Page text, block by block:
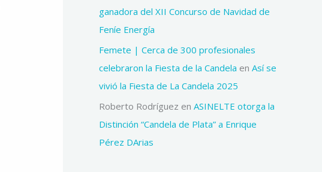
ganadora del XII Concurso de Navidad de
Feníe Energía
Femete | Cerca de 300 profesionales
celebraron la Fiesta de la Candela en Así se
vivió la Fiesta de La Candela 2025
Roberto Rodríguez en ASINELTE otorga la
Distinción “Candela de Plata” a Enrique
Pérez DArias